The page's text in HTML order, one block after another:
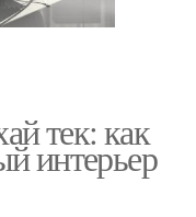
тек: как
интерьер